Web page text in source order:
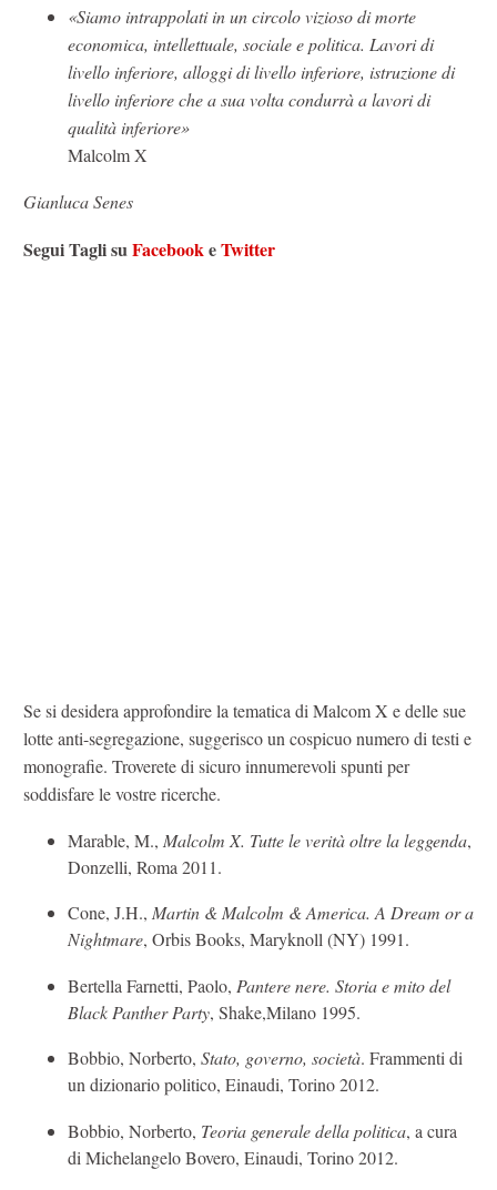
«Siamo intrappolati in un circolo vizioso di morte
economica, intellettuale, sociale e politica. Lavori di
livello inferiore, alloggi di livello inferiore, istruzione di
livello inferiore che a sua volta condurrà a lavori di
qualità inferiore»
Malcolm X
Gianluca Senes
Segui Tagli suFacebookeTwitter
Se si desidera approfondire la tematica di Malcom X e delle sue
lotte anti-segregazione, suggerisco un cospicuo numero di testi e
monografie. Troverete di sicuro innumerevoli spunti per
soddisfare le vostre ricerche.
Marable, M., Malcolm X. Tutte le verità oltre la leggenda,
Donzelli, Roma 2011.
Cone, J.H., Martin & Malcolm & America. A Dream or a
Nightmare, Orbis Books, Maryknoll (NY) 1991.
Bertella Farnetti, Paolo, Pantere nere. Storia e mito del
Black Panther Party, Shake,Milano 1995.
Bobbio, Norberto, Stato, governo, società. Frammenti di
un dizionario politico, Einaudi, Torino 2012.
Bobbio, Norberto, Teoria generale della politica, a cura
di Michelangelo Bovero, Einaudi, Torino 2012.